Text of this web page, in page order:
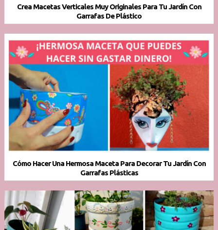
Crea Macetas Verticales Muy Originales Para Tu Jardín Con
Garrafas De Plástico
Cómo Hacer Una Hermosa Maceta Para Decorar Tu Jardín Con
Garrafas Plásticas